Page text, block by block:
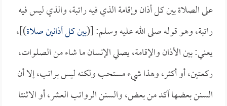
على الصلاة بين كل أذان وإقامة الذي فيه راتبة، والذي ليس فيه
راتبة، وهو قوله صلى الله عليه وسلم: [(بين كل أذانين صلاة)]،
يعني: بين الأذان والإقامة، يصلي الإنسان ما شاء من الصلوات،
ركعتين، أو أكثر، وهذا شيء مستحب ولكنه ليس براتب، إلا أن
السنن بعضها آكد من بعض، والسنن الرواتب العشر، أو الاثنتا